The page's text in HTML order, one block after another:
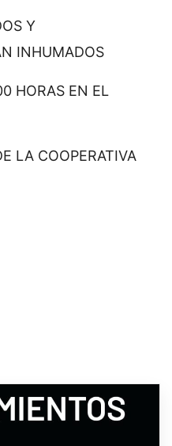
Y
INHUMADOS
HORAS EN EL
LA COOPERATIVA